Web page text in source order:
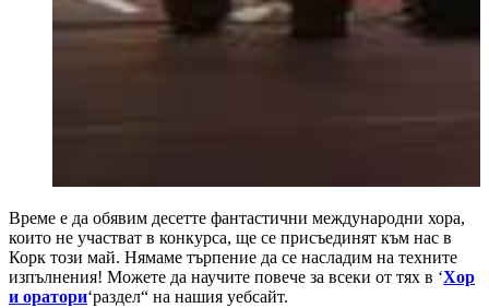
Време е да обявим десетте фантастични международни хора,
които не участват в конкурса, ще се присъединят към нас в
Корк този май. Нямаме търпение да се насладим на техните
изпълнения! Можете да научите повече за всеки от тях в ‘Хор
и оратори‘раздел“ на нашия уебсайт.